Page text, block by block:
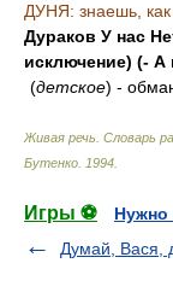
ДУНЯ: знаешь,
Дураков У нас
исключение) (- А
(детское) -
Живая речь. Словарь
Бутенко 1994
Игры ⚽
Нужно
Думай, Вася,